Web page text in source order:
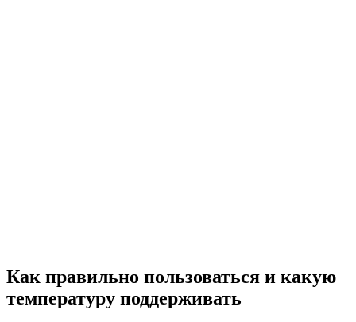
Как правильно пользоваться и какую
температуру поддерживать